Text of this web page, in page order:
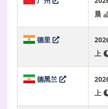
晨
德里
上
德黑兰
上